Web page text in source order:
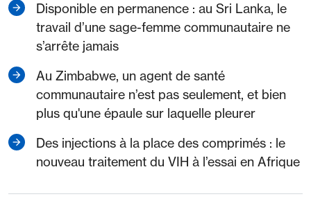
Disponible en permanence : au Sri Lanka, le
travail d’une sage-femme communautaire ne
s’arrête jamais
Au Zimbabwe, un agent de santé
communautaire n’est pas seulement, et bien
plus qu'une épaule sur laquelle pleurer
Des injections à la place des comprimés : le
nouveau traitement du VIH à l’essai en Afrique